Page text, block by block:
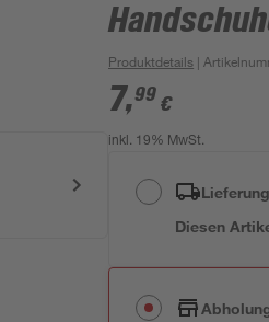
Produktdetails |
7,99 €
inkl. 19% MwSt.
Diesen